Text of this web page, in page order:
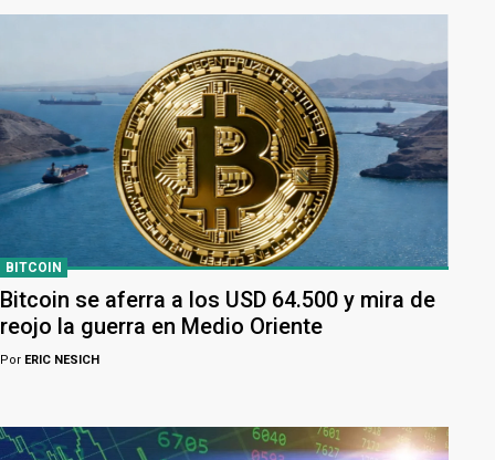
BITCOIN
Bitcoin se aferra a los USD 64.500 y mira de
reojo la guerra en Medio Oriente
Por ERIC NESICH